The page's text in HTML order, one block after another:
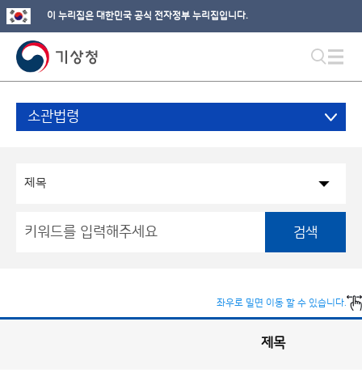
이 누리집은 대한민국 공식 전자정부 누리집입니다.
소관법령
검색
좌우로 밀면 이동 할 수 있습니다.
제목